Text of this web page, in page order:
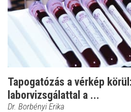
Tapogatózás a vérkép
laborvizsgálattal a ...
Dr. Borbényi Erika